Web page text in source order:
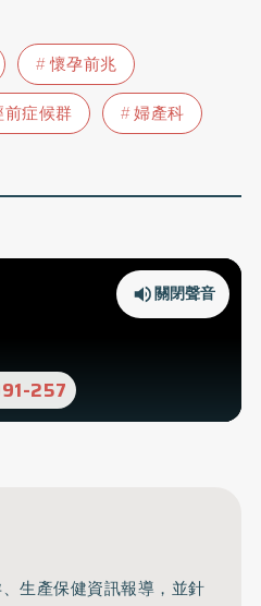
懷孕前兆
前症候群 婦產科
257
關閉聲音
生產保健資訊報導，並針